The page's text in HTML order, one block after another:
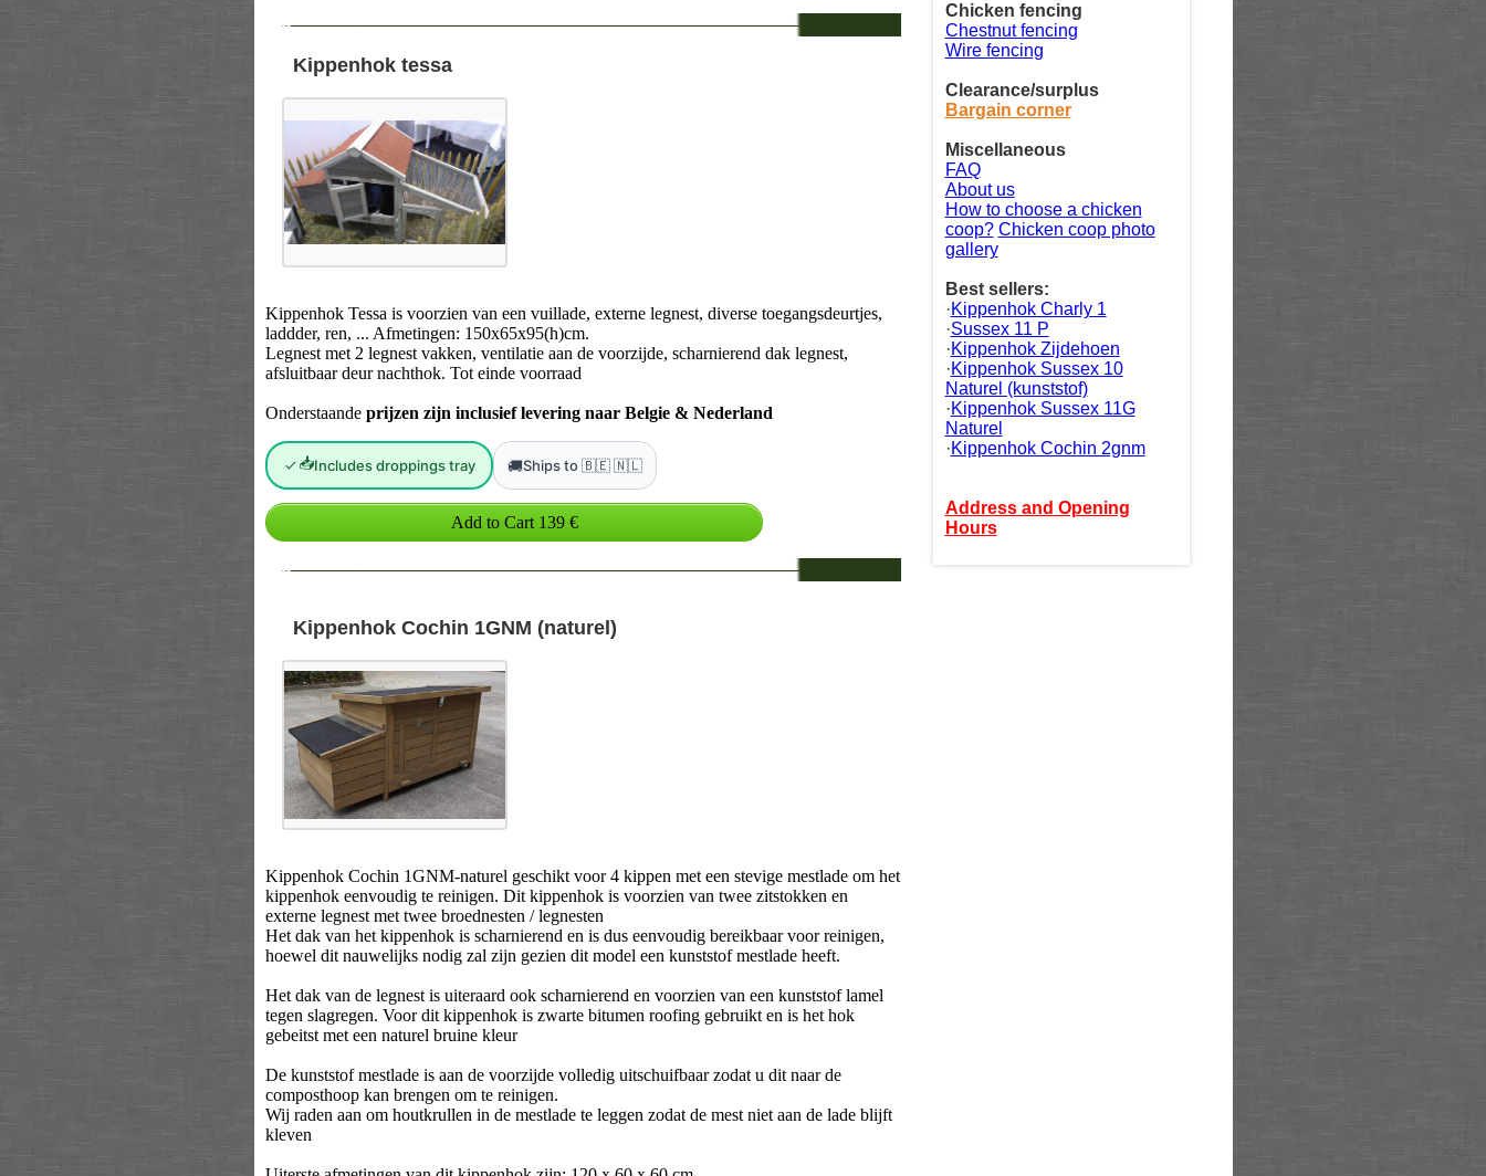
--
Kippenhok tessa
Kippenhok Tessa is voorzien van een vuillade, externe legnest, diverse toegangsdeurtjes,
laddder, ren, ... Afmetingen: 150x65x95(h)cm.
Legnest met 2 legnest vakken, ventilatie aan de voorzijde, scharnierend dak legnest,
afsluitbaar deur nachthok. Tot einde voorraad
Onderstaande prijzen zijn inclusief levering naar Belgie & Nederland
📥Includes droppings tray 🚚Ships to 🇧🇪 🇳🇱
--
Kippenhok Cochin 1GNM (naturel)
Kippenhok Cochin 1GNM-naturel geschikt voor 4 kippen met een stevige mestlade om het
kippenhok eenvoudig te reinigen. Dit kippenhok is voorzien van twee zitstokken en
externe legnest met twee broednesten / legnesten
Het dak van het kippenhok is scharnierend en is dus eenvoudig bereikbaar voor reinigen,
hoewel dit nauwelijks nodig zal zijn gezien dit model een kunststof mestlade heeft.
Het dak van de legnest is uiteraard ook scharnierend en voorzien van een kunststof lamel
tegen slagregen. Voor dit kippenhok is zwarte bitumen roofing gebruikt en is het hok
gebeitst met een naturel bruine kleur
De kunststof mestlade is aan de voorzijde volledig uitschuifbaar zodat u dit naar de
composthoop kan brengen om te reinigen.
Wij raden aan om houtkrullen in de mestlade te leggen zodat de mest niet aan de lade blijft
kleven
Chicken fencing
Chestnut fencing
Wire fencing
Clearance/surplus
Bargain corner
Miscellaneous
FAQ
About us
How to choose a chicken
coop? Chicken coop photo
gallery
Best sellers:
·Kippenhok Charly 1
·Sussex 11 P
·Kippenhok Zijdehoen
·Kippenhok Sussex 10
Naturel (kunststof)
·Kippenhok Sussex 11G
Naturel
·Kippenhok Cochin 2gnm
Address and Opening
Hours